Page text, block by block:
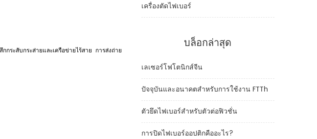
เครื่องตัดไฟเบอร์
บล็อกล่าสุด
เลเซอร์โฟโตนิกส์จีน
ปัจจุบันและอนาคตสำหรับการใช้งาน FTTh
ตัวยึดไฟเบอร์สำหรับตัวต่อฟิวชั่น
การปิดไฟเบอร์ออปติกคืออะไร?
ระสับกระส่ายและเครือข่ายไร้สาย การส่งถ่าย